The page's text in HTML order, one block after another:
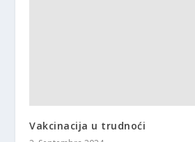
Vakcinacija u trudnoći